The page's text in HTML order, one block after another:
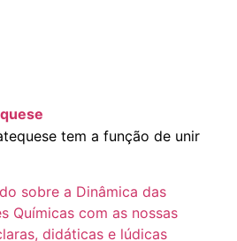
tem a função de unir